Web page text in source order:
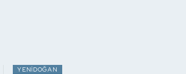
YENIDOĞAN